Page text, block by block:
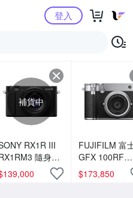
Yahoo購物中心登入
補貨中
RX1R III
隨身型
位相機 公司貨
139,000
FUJIFILM 富
GFX 100RF
GFX100RF
幅數位相機
$173,850